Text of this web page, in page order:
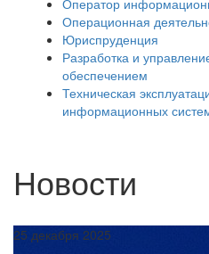
Операционная
Юриспруденция
Разработка и
обеспечением
Техническая
информационных
Новости
25 декабря 2025